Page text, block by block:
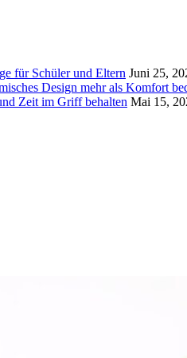
für Schüler und Eltern Juni 25,
Design mehr als Komfort
Zeit im Griff behalten Mai 15,